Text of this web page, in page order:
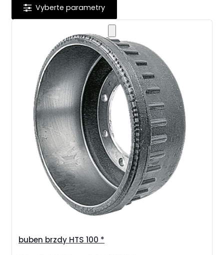
buben brzdy HTS 100 *